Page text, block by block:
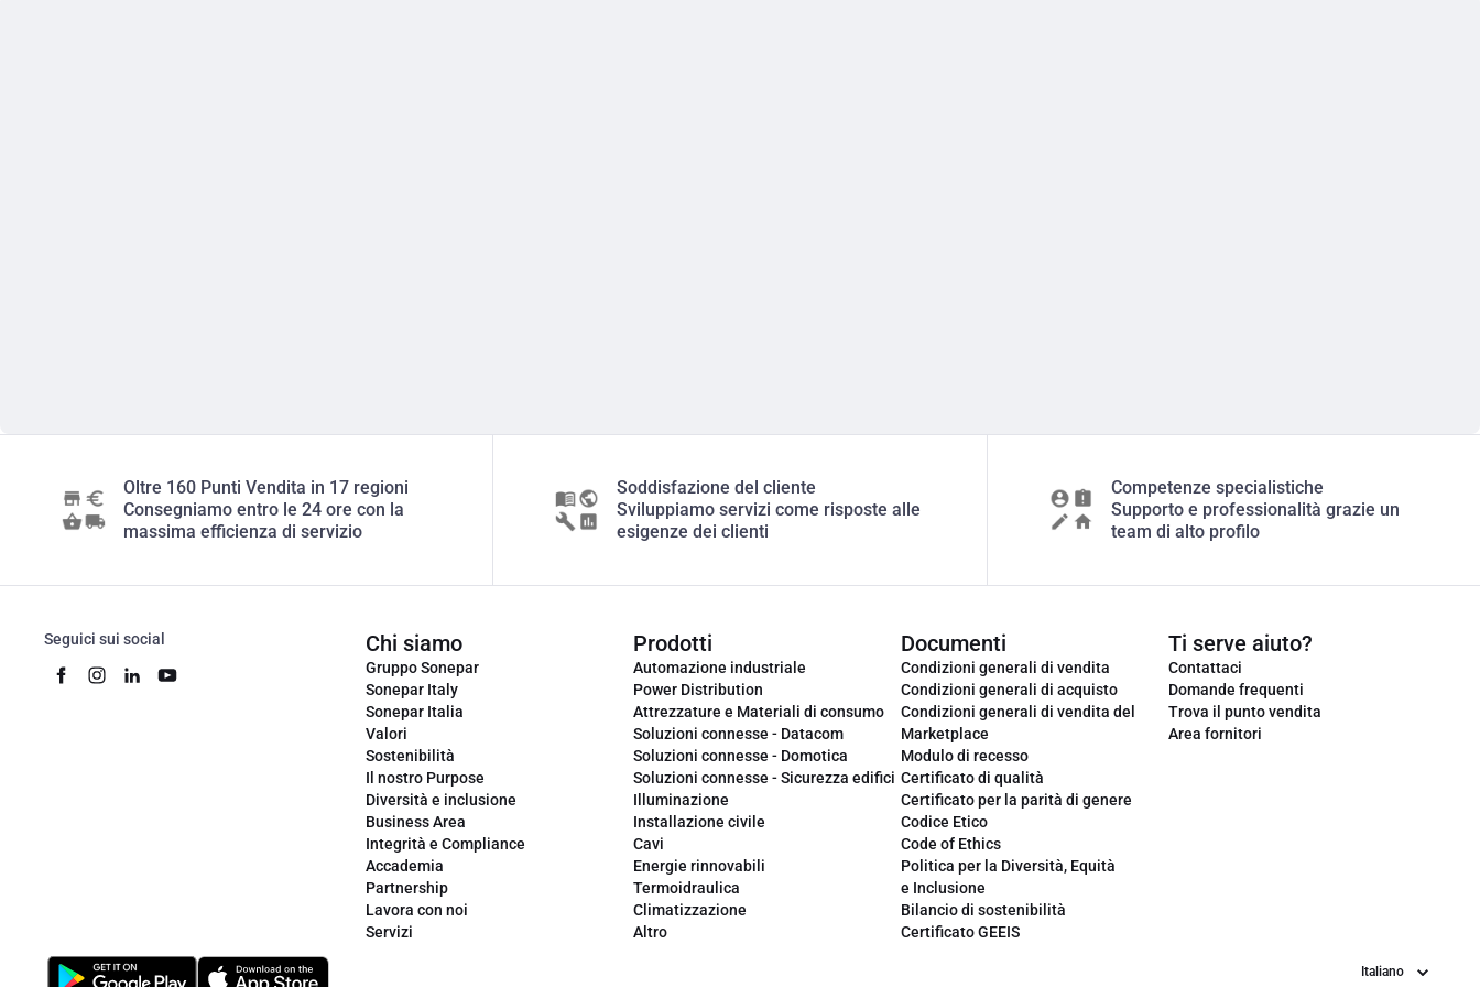
Oltre 160 Punti Vendita in 17 regioni
Consegniamo entro le 24 ore con la
massima efficienza di servizio
Soddisfazione del cliente
Sviluppiamo servizi come risposte alle
esigenze dei clienti
Competenze specialistiche
Supporto e professionalità grazie un
team di alto profilo
Seguici sui social Chi siamo
Gruppo Sonepar
Sonepar Italy
Sonepar Italia
Valori
Sostenibilità
Il nostro Purpose
Diversità e inclusione
Business Area
Integrità e Compliance
Accademia
Partnership
Lavora con noi
Servizi
Prodotti
Automazione industriale
Power Distribution
Attrezzature e Materiali di consumo
Soluzioni connesse - Datacom
Soluzioni connesse - Domotica
Soluzioni connesse - Sicurezza edifici
Illuminazione
Installazione civile
Cavi
Energie rinnovabili
Termoidraulica
Climatizzazione
Altro
Documenti
Condizioni generali di vendita
Condizioni generali di acquisto
Condizioni generali di vendita del
Marketplace
Modulo di recesso
Certificato di qualità
Certificato per la parità di genere
Codice Etico
Code of Ethics
Politica per la Diversità, Equità
e Inclusione
Bilancio di sostenibilità
Certificato GEEIS
Ti serve aiuto?
Contattaci
Domande frequenti
Trova il punto vendita
Area fornitori
Lingua